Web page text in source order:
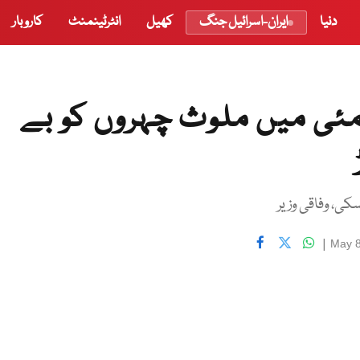
دنیا ایران-اسرائیل جنگ کھیل انٹرٹینمنٹ کاروبار
تردید ثبوت موجود ،9مئی میں ملوث چہروں کو بے
وفاقی وزیر
May
|